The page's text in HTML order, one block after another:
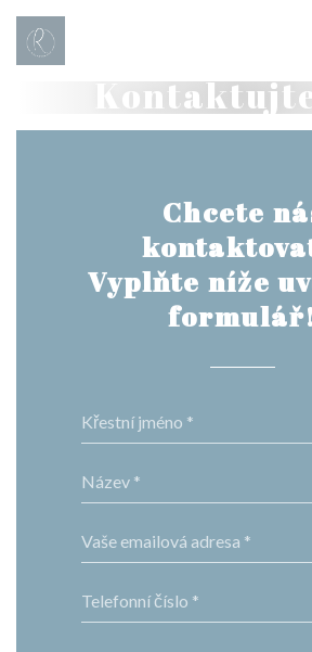
Panel pro správu cookies
Kontaktujte
Chcete
Vyplňte níže
formulář!